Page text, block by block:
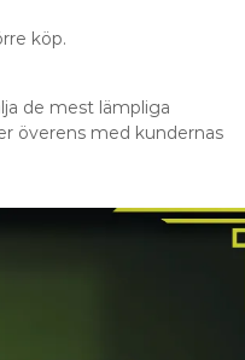
köp.
de mest lämpliga
överens med kundernas